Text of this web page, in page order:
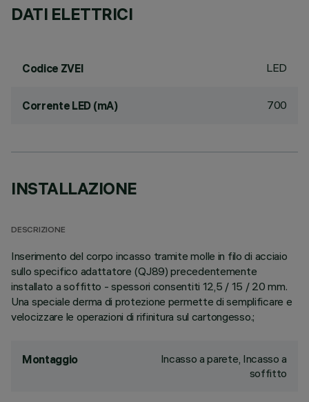
DATI ELETTRICI
Codice ZVEI LED
Corrente LED (mA) 700
INSTALLAZIONE
DESCRIZIONE
Inserimento del corpo incasso tramite molle in filo di acciaio
sullo specifico adattatore (QJ89) precedentemente
installato a soffitto - spessori consentiti 12,5 / 15 / 20 mm.
Una speciale derma di protezione permette di semplificare e
velocizzare le operazioni di rifinitura sul cartongesso.;
Montaggio
Incasso a parete, Incasso a
soffitto